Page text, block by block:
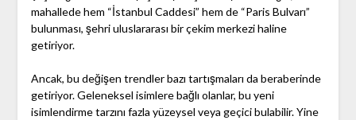
mahallede hem “İstanbul Caddesi” hem de “Paris Bulvarı”
bulunması, şehri uluslararası bir çekim merkezi haline
getiriyor.
Ancak, bu değişen trendler bazı tartışmaları da beraberinde
getiriyor. Geleneksel isimlere bağlı olanlar, bu yeni
isimlendirme tarzını fazla yüzeysel veya geçici bulabilir. Yine